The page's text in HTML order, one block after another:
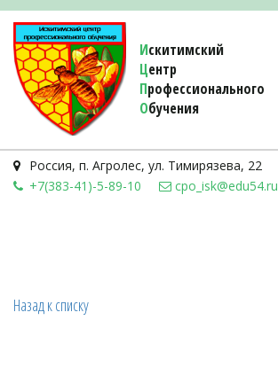
Искитимский
Центр
Профессионального
Обучения
Россия, п. Агролес, ул. Тимирязева, 22
+7(383-41)-5-89-10
cpo_isk@edu54.ru
Назад к списку